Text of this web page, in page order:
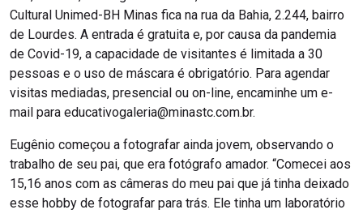
Cultural Unimed-BH Minas fica na rua da Bahia, 2.244, bairro
de Lourdes. A entrada é gratuita e, por causa da pandemia
de Covid-19, a capacidade de visitantes é limitada a 30
pessoas e o uso de máscara é obrigatório. Para agendar
visitas mediadas, presencial ou on-line, encaminhe um e-
mail para educativogaleria@minastc.com.br.
Eugênio começou a fotografar ainda jovem, observando o
trabalho de seu pai, que era fotógrafo amador. “Comecei aos
15,16 anos com as câmeras do meu pai que já tinha deixado
esse hobby de fotografar para trás. Ele tinha um laboratório